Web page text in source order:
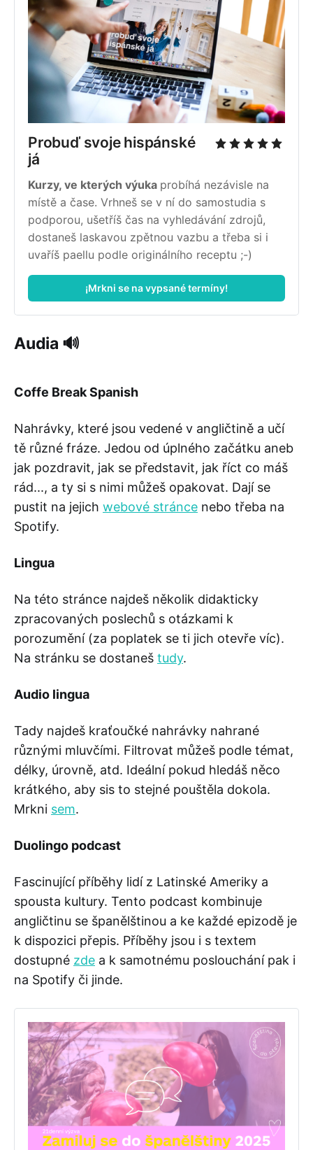
Probuď svoje hispánské
já
Kurzy, ve kterých výuka probíhá nezávisle na
místě a čase. Vrhneš se v ní do samostudia s
podporou, ušetříš čas na vyhledávání zdrojů,
dostaneš laskavou zpětnou vazbu a třeba si i
uvaříš paellu podle originálního receptu ;-)
¡Mrkni se na vypsané termíny!
Audia 🔊
Coffe Break Spanish
Nahrávky, které jsou vedené v angličtině a učí
tě různé fráze. Jedou od úplného začátku aneb
jak pozdravit, jak se představit, jak říct co máš
rád..., a ty si s nimi můžeš opakovat. Dají se
pustit na jejich webové stránce nebo třeba na
Spotify.
Lingua
Na této stránce najdeš několik didakticky
zpracovaných poslechů s otázkami k
porozumění (za poplatek se ti jich otevře víc).
Na stránku se dostaneš tudy.
Audio lingua
Tady najdeš kraťoučké nahrávky nahrané
různými mluvčími. Filtrovat můžeš podle témat,
délky, úrovně, atd. Ideální pokud hledáš něco
krátkého, aby sis to stejné pouštěla dokola.
Mrkni sem.
Duolingo podcast
Fascinující příběhy lidí z Latinské Ameriky a
spousta kultury. Tento podcast kombinuje
angličtinu se španělštinou a ke každé epizodě je
k dispozici přepis. Příběhy jsou i s textem
dostupné zde a k samotnému poslouchání pak i
na Spotify či jinde.